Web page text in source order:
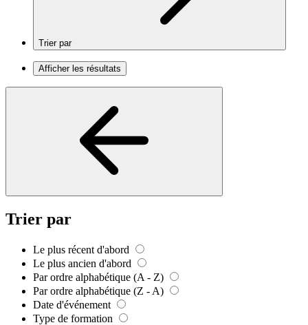
Trier par
Afficher les résultats
Trier par
Le plus récent d'abord
Le plus ancien d'abord
Par ordre alphabétique (A - Z)
Par ordre alphabétique (Z - A)
Date d'événement
Type de formation